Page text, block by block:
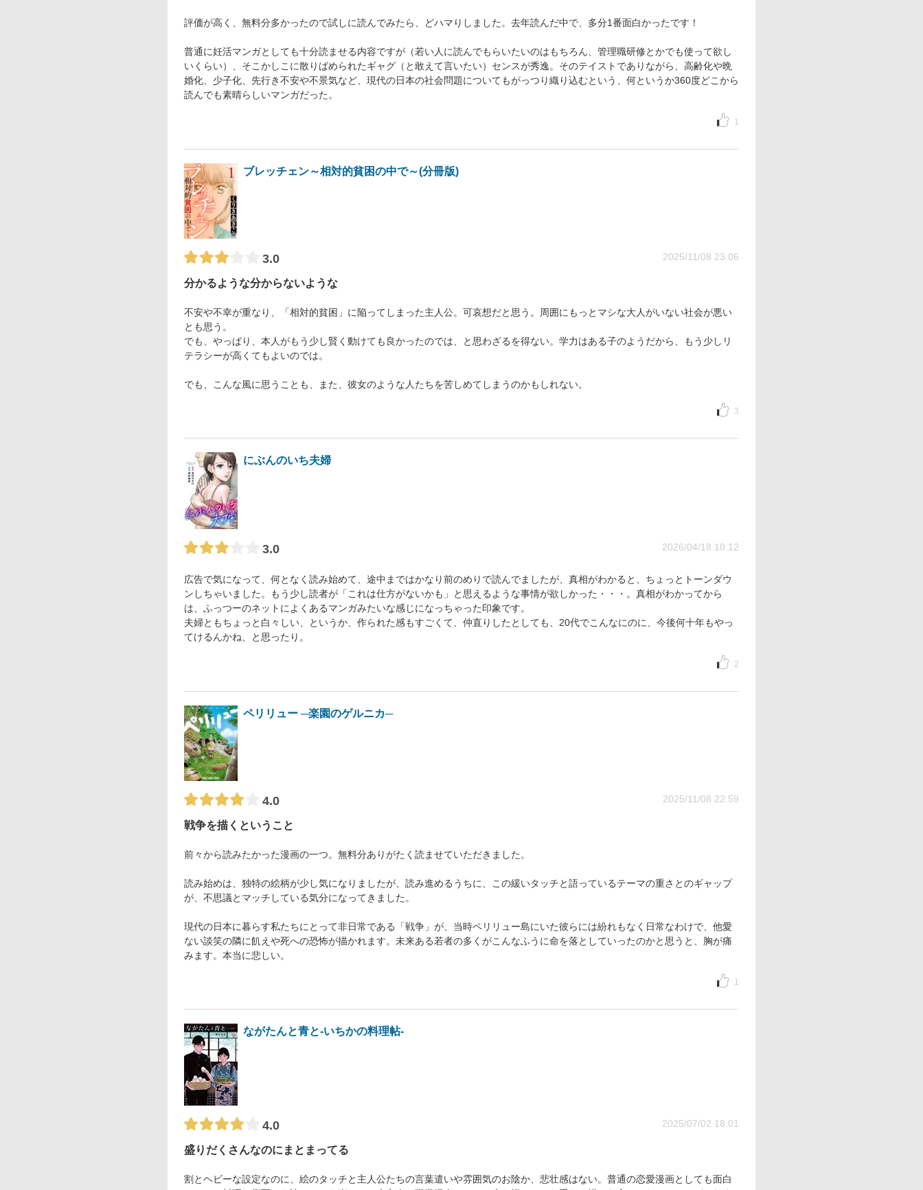
評価が高く、無料分多かったので試しに読んでみたら、どハマりしました。去年読んだ中で、多分1番面白かったです！
普通に妊活マンガとしても十分読ませる内容ですが（若い人に読んでもらいたいのはもちろん、管理職研修とかでも使って欲し
いくらい）、そこかしこに散りばめられたギャグ（と敢えて言いたい）センスが秀逸。そのテイストでありながら、高齢化や晩
婚化、少子化、先行き不安や不景気など、現代の日本の社会問題についてもがっつり織り込むという、何というか360度どこから
読んでも素晴らしいマンガだった。
1
ブレッチェン～相対的貧困の中で～(分冊版)
3.0 2025/11/08 23:06
分かるような分からないような
不安や不幸が重なり、「相対的貧困」に陥ってしまった主人公。可哀想だと思う。周囲にもっとマシな大人がいない社会が悪い
とも思う。
でも、やっぱり、本人がもう少し賢く動けても良かったのでは、と思わざるを得ない。学力はある子のようだから、もう少しリ
テラシーが高くてもよいのでは。
でも、こんな風に思うことも、また、彼女のような人たちを苦しめてしまうのかもしれない。
3
にぶんのいち夫婦
3.0 2026/04/18 10:12
広告で気になって、何となく読み始めて、途中まではかなり前のめりで読んでましたが、真相がわかると、ちょっとトーンダウ
ンしちゃいました。もう少し読者が「これは仕方がないかも」と思えるような事情が欲しかった・・・。真相がわかってから
は、ふっつーのネットによくあるマンガみたいな感じになっちゃった印象です。
夫婦ともちょっと白々しい、というか、作られた感もすごくて、仲直りしたとしても、20代でこんなにのに、今後何十年もやっ
てけるんかね、と思ったり。
2
ペリリュー ─楽園のゲルニカ─
4.0 2025/11/08 22:59
戦争を描くということ
前々から読みたかった漫画の一つ。無料分ありがたく読ませていただきました。
読み始めは、独特の絵柄が少し気になりましたが、読み進めるうちに、この緩いタッチと語っているテーマの重さとのギャップ
が、不思議とマッチしている気分になってきました。
現代の日本に暮らす私たちにとって非日常である「戦争」が、当時ペリリュー島にいた彼らには紛れもなく日常なわけで、他愛
ない談笑の隣に飢えや死への恐怖が描かれます。未来ある若者の多くがこんなふうに命を落としていったのかと思うと、胸が痛
みます。本当に悲しい。
1
ながたんと青と-いちかの料理帖-
4.0 2025/07/02 18:01
盛りだくさんなのにまとまってる
割とヘビーな設定なのに、絵のタッチと主人公たちの言葉遣いや雰囲気のお陰か、悲壮感はない。普通の恋愛漫画としても面白